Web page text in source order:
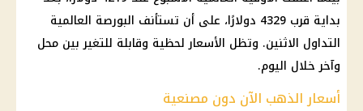
بداية قرب 4329 دولارًا، على أن تستأنف البورصة العالمية
التداول الاثنين. وتظل الأسعار لحظية وقابلة للتغير بين محل
وآخر خلال اليوم.
أسعار الذهب الآن دون مصنعية